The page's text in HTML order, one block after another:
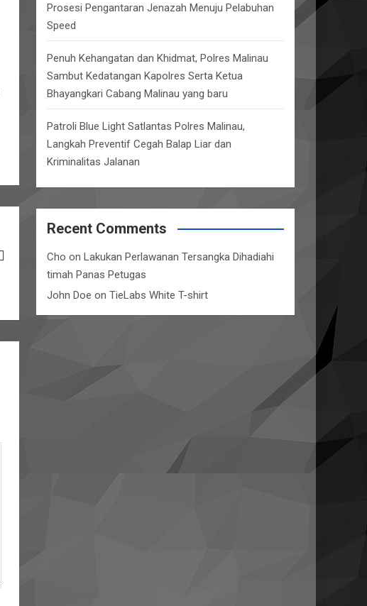
Prosesi Pengantaran Jenazah Menuju Pelabuhan
Speed
Penuh Kehangatan dan Khidmat, Polres Malinau
Sambut Kedatangan Kapolres Serta Ketua
Bhayangkari Cabang Malinau yang baru
Patroli Blue Light Satlantas Polres Malinau,
Langkah Preventif Cegah Balap Liar dan
Kriminalitas Jalanan
Recent Comments
Cho on Lakukan Perlawanan Tersangka Dihadiahi
timah Panas Petugas
John Doe on TieLabs White T-shirt